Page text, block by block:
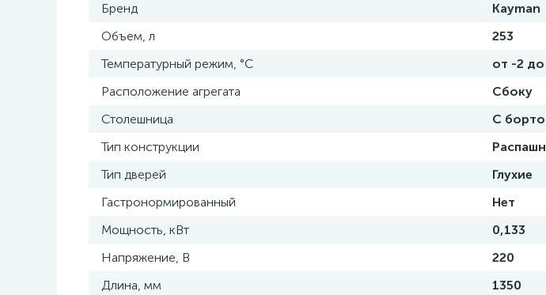
Бренд
Kayman
Объем, л
253
Температурный режим, °С
от -2 до
Расположение агрегата
Сбоку
Столешница
С
Тип конструкции
Тип дверей
Глухие
Гастронормированный
Нет
Мощность, кВт
0,133
Напряжение, В
220
Длина, мм
1350